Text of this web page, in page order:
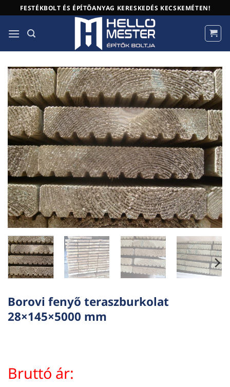
to
content
FESTÉKBOLT ÉS ÉPÍTŐANYAG KERESKEDÉS KECSKEMÉTEN!
Borovi fenyő teraszburkolat
28×145×5000 mm
Bruttó ár: